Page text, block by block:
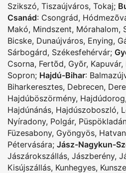
Szikszó, Tiszaújváros, Tokaj;
Csanád: Csongrád,
Makó, Mindszent, Mórahalom,
Bicske, Dunaújváros, Enying,
Sárbogárd, Székesfehérvár;
Csorna, Fertõd, Gyõr, Kapuvár,
Sopron; Hajdú-Bihar:
Biharkeresztes, Debrecen,
Hajdúböszörmény, Hajdúdorog,
Hajdúnánás, Hajdúszoboszló,
Nyíradony, Polgár,
Füzesabony, Gyöngyös, Hatvan
Pétervására; Jász-Nagykun-
Jászárokszállás, Jászberény,
Kisújszállás, Kunhegyes,